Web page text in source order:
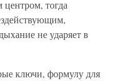
тогда
не ударяет в
ключи, формулу для